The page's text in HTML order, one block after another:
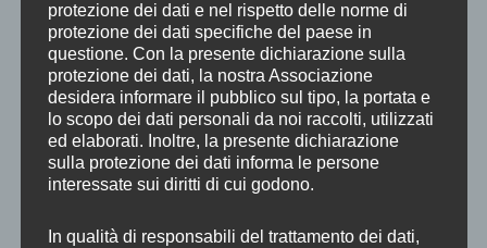
Igor Stravinskij
PETRUSHKA
versione per pianoforte a quattro mani
protezione dei dati e nel rispetto delle norme di
protezione dei dati specifiche del paese in
questione. Con la presente dichiarazione sulla
protezione dei dati, la nostra Associazione
desidera informare il pubblico sul tipo, la portata e
lo scopo dei dati personali da noi raccolti, utilizzati
ed elaborati. Inoltre, la presente dichiarazione
sulla protezione dei dati informa le persone
interessate sui diritti di cui godono.
In qualità di responsabili del trattamento dei dati,